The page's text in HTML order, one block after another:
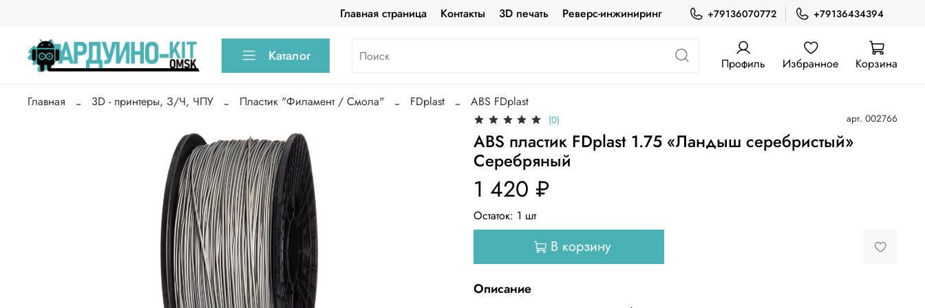
Главная страница Контакты 3D печать Реверс-инжиниринг +79136070772 +79136434394
Каталог Профиль Избранное Корзина
Главная 3D - принтеры, З/Ч, ЧПУ Пластик "Филамент / Смола" FDplast ABS FDplast
(0) арт. 002766
ABS пластик FDplast 1.75 «Ландыш серебристый»
Серебряный
1 420 ₽
Остаток: 1 шт
В корзину
Описание